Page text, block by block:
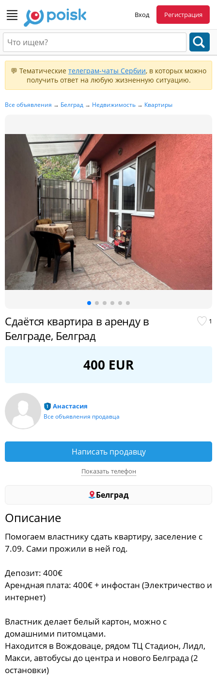
Вход Регистрация
💬 Тематические телеграм-чаты Сербии, в которых можно
получить ответ на любую жизненную ситуацию.
Все объявления → Белград → Недвижимость → Квартиры
1
Сдаётся квартира в аренду в
Белграде, Белград
400 EUR
Анастасия
Все объявления продавца
Написать продавцу
Показать телефон
Белград
Описание
Помогаем властнику сдать квартиру, заселение с
7.09. Сами прожили в ней год.
Депозит: 400€
Арендная плата: 400€ + инфостан (Электричество и
интернет)
Властник делает белый картон, можно с
домашними питомцами.
Находится в Вождоваце, рядом ТЦ Стадион, Лидл,
Макси, автобусы до центра и нового Белграда (2
остановки)